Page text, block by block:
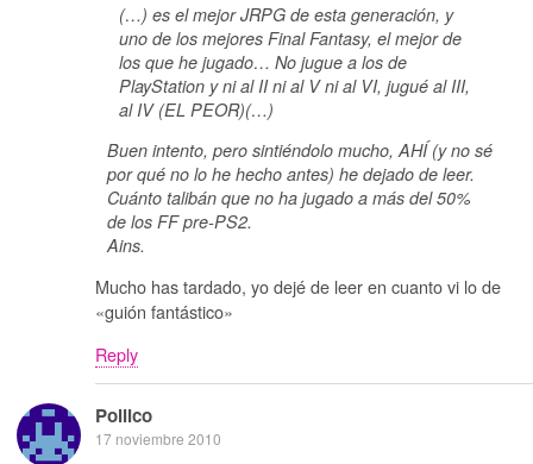
(…) es el mejor JRPG de esta generación, y
uno de los mejores Final Fantasy, el mejor de
los que he jugado… No jugue a los de
PlayStation y ni al II ni al V ni al VI, jugué al III,
al IV (EL PEOR)(…)
Buen intento, pero sintiéndolo mucho, AHÍ (y no sé
por qué no lo he hecho antes) he dejado de leer.
Cuánto talibán que no ha jugado a más del 50%
de los FF pre-PS2.
Ains.
Mucho has tardado, yo dejé de leer en cuanto vi lo de
«guión fantástico»
Reply
Pollico
17 noviembre 2010